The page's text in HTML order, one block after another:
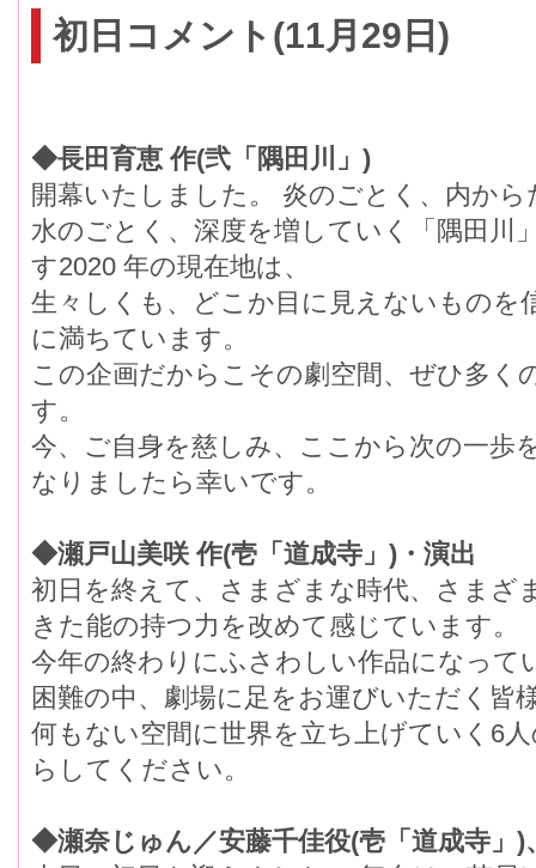
初日コメント(11月29日)
◆長田育恵 作(弐「隅田川」)
開幕いたしました。 炎のごとく、内か
水のごとく、深度を増していく「隅田川
す2020 年の現在地は、
生々しくも、どこか目に見えないものを
に満ちています。
この企画だからこその劇空間、ぜひ多く
す。
今、ご自身を慈しみ、ここから次の一歩
なりましたら幸いです。
◆瀬戸山美咲 作(壱「道成寺」)・演出
初日を終えて、さまざまな時代、さまざ
きた能の持つ力を改めて感じています。
今年の終わりにふさわしい作品になって
困難の中、劇場に足をお運びいただく皆
何もない空間に世界を立ち上げていく6
らしてください。
◆瀬奈じゅん／安藤千佳役(壱「道成寺」)